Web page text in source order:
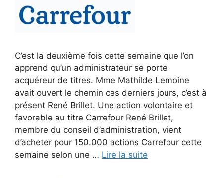
C’est la deuxième fois cette semaine que l’on
apprend qu’un administrateur se porte
acquéreur de titres. Mme Mathilde Lemoine
avait ouvert le chemin ces derniers jours, c’est à
présent René Brillet. Une action volontaire et
favorable au titre Carrefour René Brillet,
membre du conseil d’administration, vient
d’acheter pour 150.000 actions Carrefour cette
semaine selon une … Lire la suite